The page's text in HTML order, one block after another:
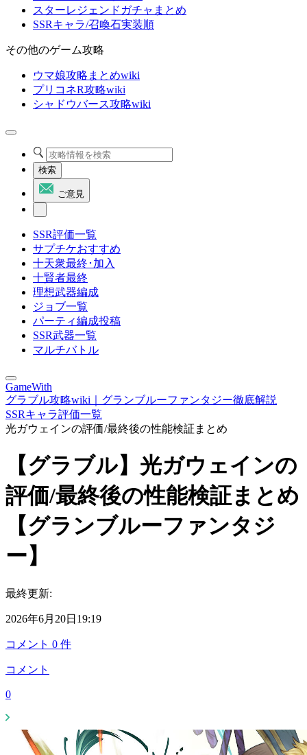
スターレジェンドガチャまとめ
SSRキャラ/召喚石実装順
その他のゲーム攻略
ウマ娘攻略まとめwiki
プリコネR攻略wiki
シャドウバース攻略wiki
検索
ご意見
SSR評価一覧
サプチケおすすめ
十天衆最終･加入
十賢者最終
理想武器編成
ジョブ一覧
パーティ編成投稿
SSR武器一覧
マルチバトル
GameWith
グラブル攻略wiki｜グランブルーファンタジー徹底解説
SSRキャラ評価一覧
光ガウェインの評価/最終後の性能検証まとめ
【グラブル】光ガウェインの
評価/最終後の性能検証まとめ
【グランブルーファンタジ
ー】
最終更新:
2026年6月20日19:19
コメント 0 件
コメント
0